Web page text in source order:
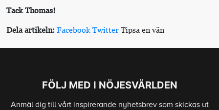
Tack Thomas!
Dela artikeln:Facebook Twitter Tipsa en vän
FÖLJ MED I NÖJESVÄRLDEN
Anmäl dig till vårt inspirerande nyhetsbrev som skickas ut